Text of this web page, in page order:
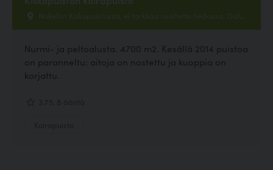
Nokelan Kiskopuistossa, ei tarkkaa osoitetta tiedossa, Oulu
Nurmi- ja peltoalusta. 4700 m2. Kesällä 2014 puistoa
on paranneltu: aitoja on nostettu ja kuoppia on
korjattu.